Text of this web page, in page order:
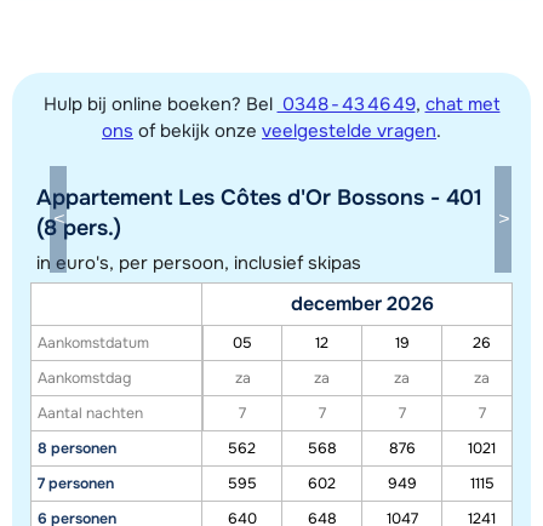
Toon alle accommodaties in dit gebied
Deze kaart geeft een indicatie van de ligging van onze accommodaties. De
Hulp bij online boeken? Bel 0348 - 43 46 49, chat met
ons of bekijk onze veelgestelde vragen.
Appartement Les Côtes d'Or Bossons - 401
(8 pers.)
in euro's, per persoon, inclusief skipas
Aankomstdatum
Aankomstdag
Aantal nachten
8 personen
7 personen
6 personen
december 2026
05 12 19
26
za
za za
za
7
7 7
7
562
568 876
1021
595
602 949
1115
640
648 1047 1241